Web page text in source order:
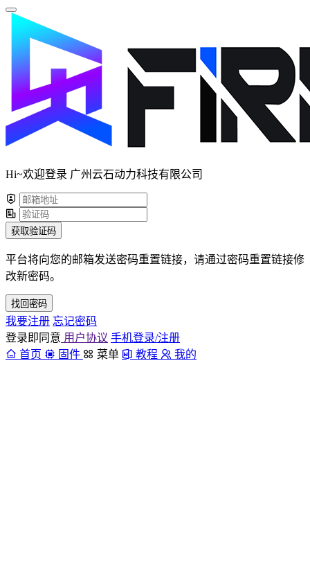
Hi~欢迎登录 广州云石动力科技有限公司
获取验证码
平台将向您的邮箱发送密码重置链接，请通过密码重置链接修
改新密码。
找回密码
我要注册 忘记密码
登录即同意 用户协议 手机登录/注册
首页
固件 菜单 教程 我的